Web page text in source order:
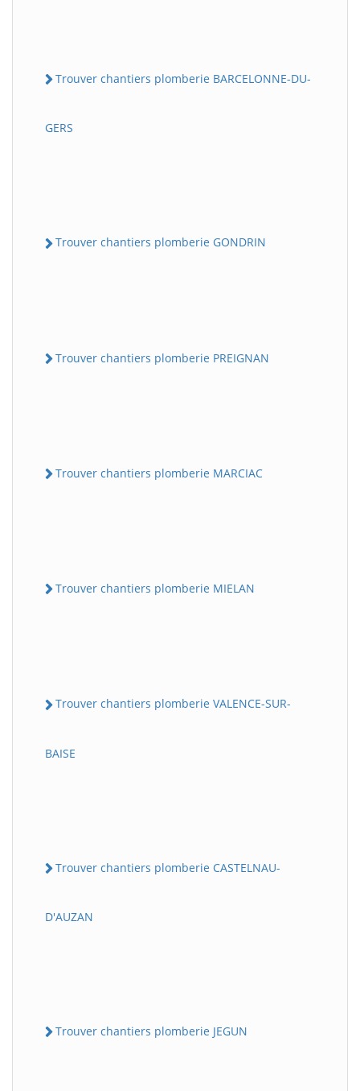
Trouver chantiers plomberie BARCELONNE-DU-
GERS
Trouver chantiers plomberie GONDRIN
Trouver chantiers plomberie PREIGNAN
Trouver chantiers plomberie MARCIAC
Trouver chantiers plomberie MIELAN
Trouver chantiers plomberie VALENCE-SUR-
BAISE
Trouver chantiers plomberie CASTELNAU-
D'AUZAN
Trouver chantiers plomberie JEGUN